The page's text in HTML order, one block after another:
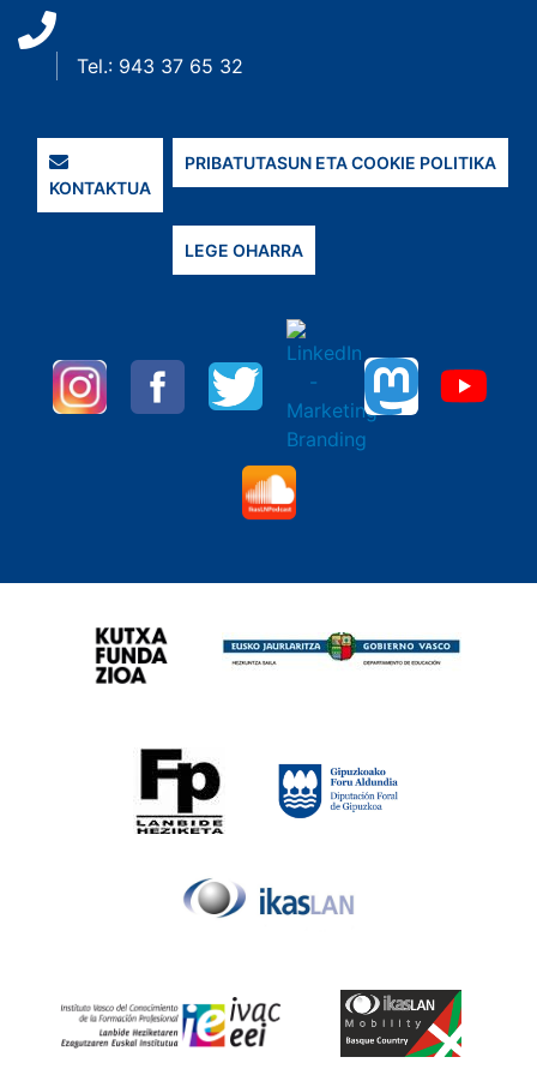
Tel.: 943 37 65 32
KONTAKTUA
PRIBATUTASUN ETA COOKIE POLITIKA
LEGE OHARRA